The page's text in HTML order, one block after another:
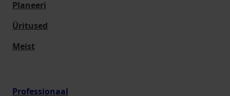
Planeeri
Üritused
Meist
Professionaal